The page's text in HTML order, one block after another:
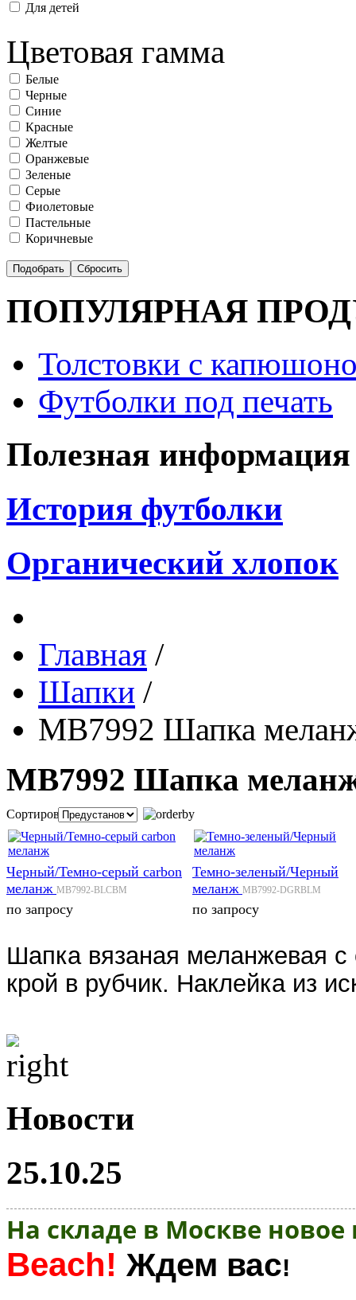
Для детей
Цветовая гамма
Белые
Черные
Синие
Красные
Желтые
Оранжевые
Зеленые
Серые
Фиолетовые
Пастельные
Коричневые
ПОПУЛЯРНАЯ
Толстовки с
Футболки под печать
Полезная информация
История футболки
Органический хлопок
Главная /
Шапки /
MB7992 Шапка
MB7992 Шапка
Сортировка:
Черный/Темно-серый carbon
меланж MB7992-BLCBM
по запросу
Темно-зеленый/Черный
меланж MB7992-DGRBLM
по запросу
Шапка вязаная меланжевая
крой в рубчик. Наклейка из
Новости
25.10.25
На складе в Москве
Beach! Ждем вас!